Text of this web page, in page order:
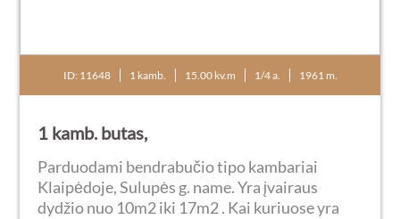
ID: 11648 1 kamb. 15.00 kv.m 1/4 a. 1961 m.
1 kamb. butas,
Parduodami bendrabučio tipo kambariai
Klaipėdoje, Sulupės g. name. Yra įvairaus
dydžio nuo 10m2 iki 17m2 . Kai kuriuose yra